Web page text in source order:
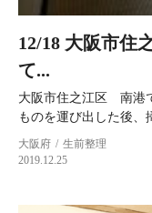
12/18 大阪市住
て...
大阪市住之江区 南港
ものを運び出した後、
大阪府
生前整理
2019.12.25